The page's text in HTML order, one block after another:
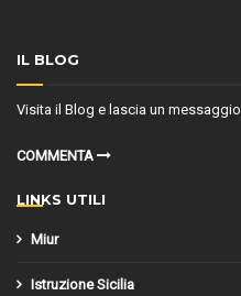
IL BLOG
Visita il Blog e lascia un messaggio
COMMENTA
LINKS UTILI
Miur
Istruzione Sicilia